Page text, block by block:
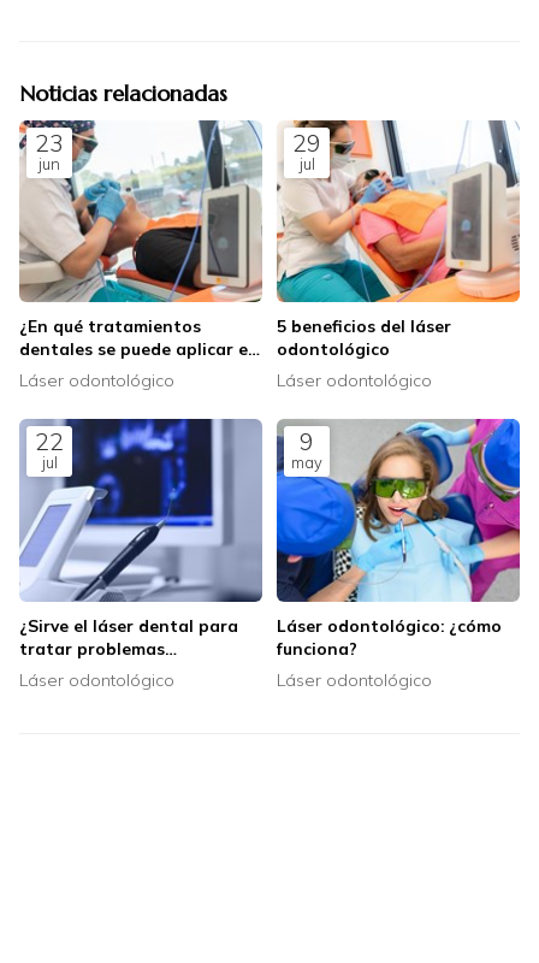
Noticias relacionadas
23
jun
¿En qué tratamientos
dentales se puede aplicar el
láser odontológico?
Láser odontológico
29
jul
5 beneficios del láser
odontológico
Láser odontológico
22
jul
¿Sirve el láser dental para
tratar problemas
periodontales?
Láser odontológico
9
may
Láser odontológico: ¿cómo
funciona?
Láser odontológico